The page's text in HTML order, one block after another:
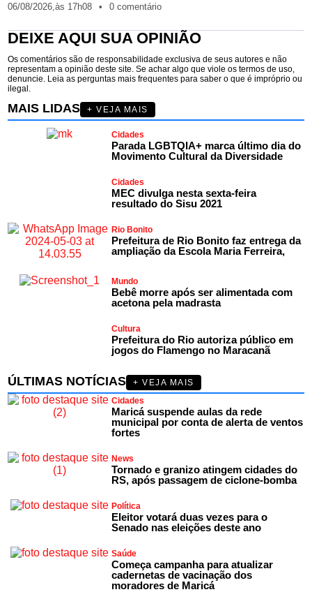
06/08/2026,às 17h08 • 0 comentário
DEIXE AQUI SUA OPINIÃO
Os comentários são de responsabilidade exclusiva de seus autores e não
representam a opinião deste site. Se achar algo que viole os termos de uso,
denuncie. Leia as perguntas mais frequentes para saber o que é impróprio ou
ilegal.
MAIS LIDAS + VEJA MAIS
Cidades
Parada LGBTQIA+ marca último dia do
Movimento Cultural da Diversidade
Cidades
MEC divulga nesta sexta-feira
resultado do Sisu 2021
Rio Bonito
Prefeitura de Rio Bonito faz entrega da
ampliação da Escola Maria Ferreira,
Mundo
Bebê morre após ser alimentada com
acetona pela madrasta
Cultura
Prefeitura do Rio autoriza público em
jogos do Flamengo no Maracanã
ÚLTIMAS NOTÍCIAS
+ VEJA MAIS
Cidades
Maricá suspende aulas da rede
municipal por conta de alerta de ventos
fortes
News
Tornado e granizo atingem cidades do
RS, após passagem de ciclone-bomba
Política
Eleitor votará duas vezes para o
Senado nas eleições deste ano
Saúde
Começa campanha para atualizar
cadernetas de vacinação dos
moradores de Maricá